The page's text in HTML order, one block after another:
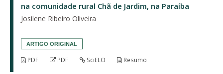
na comunidade rural Chã de Jardim, na Paraíba
Josilene Ribeiro Oliveira
ARTIGO ORIGINAL
PDF PDF SciELO Resumo